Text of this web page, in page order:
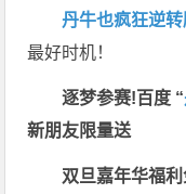
丹牛也疯狂逆转
最好时机！
逐梦参赛!百度 “
新朋友限量送
双旦嘉年华福利